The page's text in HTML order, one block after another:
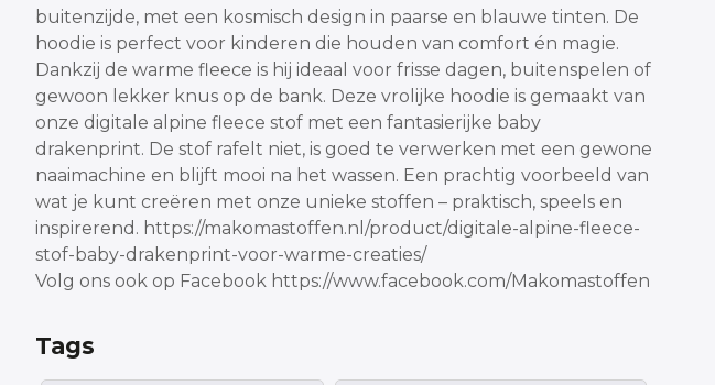
buitenzijde, met een kosmisch design in paarse en blauwe tinten. De
hoodie is perfect voor kinderen die houden van comfort én magie.
Dankzij de warme fleece is hij ideaal voor frisse dagen, buitenspelen of
gewoon lekker knus op de bank. Deze vrolijke hoodie is gemaakt van
onze digitale alpine fleece stof met een fantasierijke baby
drakenprint. De stof rafelt niet, is goed te verwerken met een gewone
naaimachine en blijft mooi na het wassen. Een prachtig voorbeeld van
wat je kunt creëren met onze unieke stoffen – praktisch, speels en
inspirerend. https://makomastoffen.nl/product/digitale-alpine-fleece-
stof-baby-drakenprint-voor-warme-creaties/
Volg ons ook op Facebook https://www.facebook.com/Makomastoffen
Tags